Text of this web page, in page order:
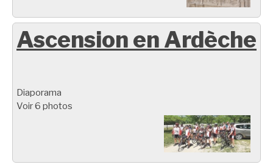
Ascension en Ardèche
Diaporama
Voir 6 photos